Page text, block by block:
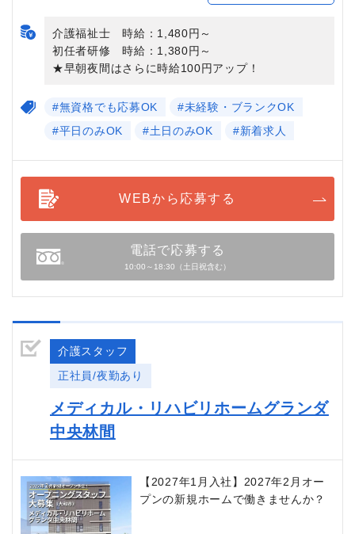
介護福祉士 時給：1,480円～
初任者研修 時給：1,380円～
★早朝夜間はさらに時給100円アップ！
#無資格でも応募OK
#未経験・ブランクOK
#平日のみOK
#土日のみOK #新着求人
WEBから応募する
電話で応募する
10:00～18:30（土日祝含む）
介護スタッフ
正社員/夜勤あり
メディカル・リハビリホームグランダ
中央林間
【2027年1月入社】2027年2月オー
プンの新規ホームで働きませんか？